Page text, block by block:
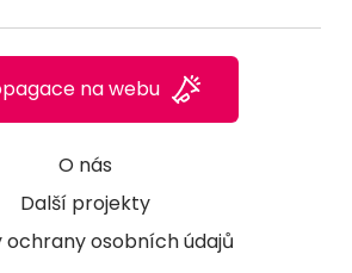
O nás
Další projekty
ochrany osobních údajů
na webu